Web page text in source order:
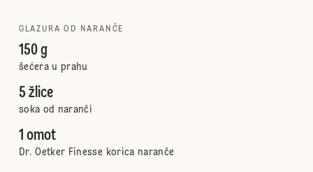
GLAZURA OD NARANČE
150 g
šećera u prahu
5 žlice
soka od naranči
1 omot
Dr. Oetker Finesse korica naranče